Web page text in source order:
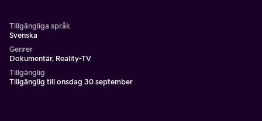
Tillgängliga språk
Svenska
Genrer
Dokumentär, Reality-TV
Tillgänglig
Tillgänglig till onsdag 30 september